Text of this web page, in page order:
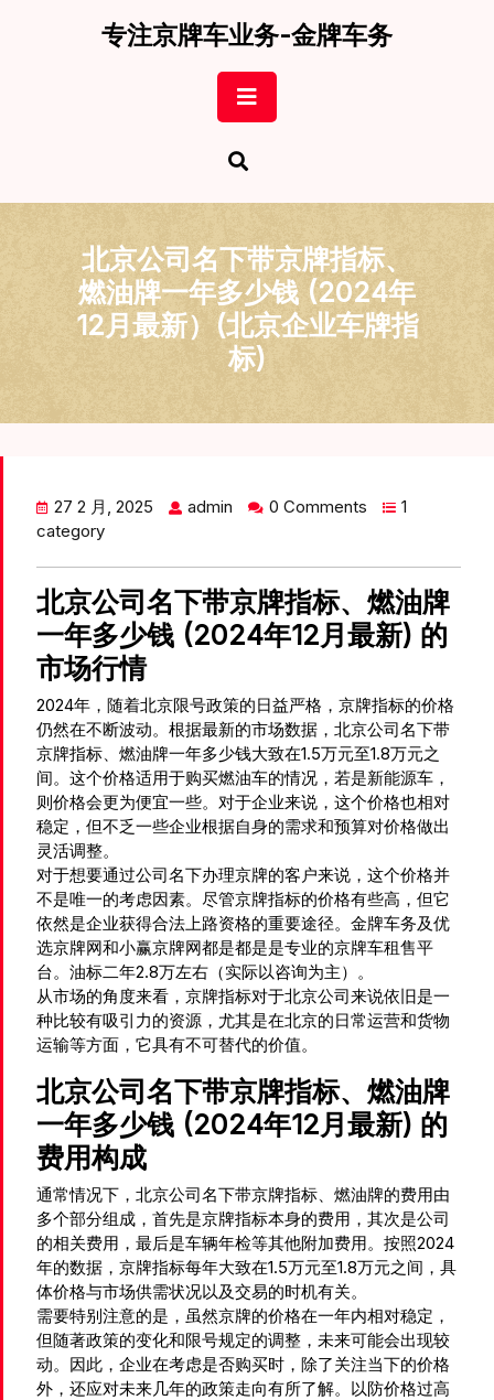
专注京牌车业务-金牌车务
Button
北京公司名下带京牌指标、
燃油牌一年多少钱 (2024年
12月最新）(北京企业车牌指
标)
27 2 月, 2025 admin 0 Comments
1
category
北京公司名下带京牌指标、燃油牌
一年多少钱 (2024年12月最新) 的
市场行情
2024年，随着北京限号政策的日益严格，京牌指标的价格
仍然在不断波动。根据最新的市场数据，北京公司名下带
京牌指标、燃油牌一年多少钱大致在1.5万元至1.8万元之
间。这个价格适用于购买燃油车的情况，若是新能源车，
则价格会更为便宜一些。对于企业来说，这个价格也相对
稳定，但不乏一些企业根据自身的需求和预算对价格做出
灵活调整。
对于想要通过公司名下办理京牌的客户来说，这个价格并
不是唯一的考虑因素。尽管京牌指标的价格有些高，但它
依然是企业获得合法上路资格的重要途径。金牌车务及优
选京牌网和小赢京牌网都是都是是专业的京牌车租售平
台。油标二年2.8万左右（实际以咨询为主）。
从市场的角度来看，京牌指标对于北京公司来说依旧是一
种比较有吸引力的资源，尤其是在北京的日常运营和货物
运输等方面，它具有不可替代的价值。
北京公司名下带京牌指标、燃油牌
一年多少钱 (2024年12月最新) 的
费用构成
通常情况下，北京公司名下带京牌指标、燃油牌的费用由
多个部分组成，首先是京牌指标本身的费用，其次是公司
的相关费用，最后是车辆年检等其他附加费用。按照2024
年的数据，京牌指标每年大致在1.5万元至1.8万元之间，具
体价格与市场供需状况以及交易的时机有关。
需要特别注意的是，虽然京牌的价格在一年内相对稳定，
但随著政策的变化和限号规定的调整，未来可能会出现较
动。因此，企业在考虑是否购买时，除了关注当下的价格
外，还应对未来几年的政策走向有所了解。以防价格过高